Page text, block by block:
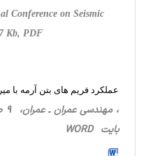
Conference on Seismic
Kb, PDF
عملکرد فریم های بتن آرمه با
بایت WORD